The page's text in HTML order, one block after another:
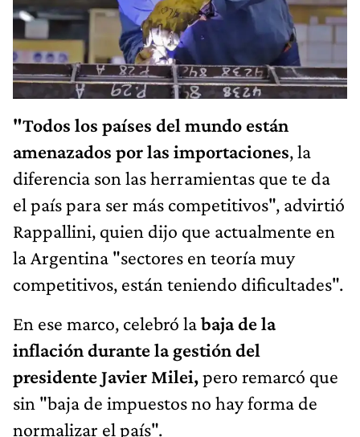
"Todos los países del mundo están
amenazados por las importaciones, la
diferencia son las herramientas que te da
el país para ser más competitivos", advirtió
Rappallini, quien dijo que actualmente en
la Argentina "sectores en teoría muy
competitivos, están teniendo dificultades".
En ese marco, celebró labaja de la
inflación durante la gestión del
presidente Javier Milei,pero remarcó que
sin "baja de impuestos no hay forma de
normalizar el país".